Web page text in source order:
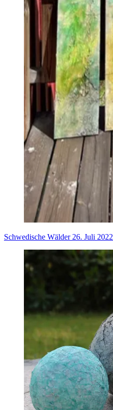
Schwedische Wälder 26. Juli 2022